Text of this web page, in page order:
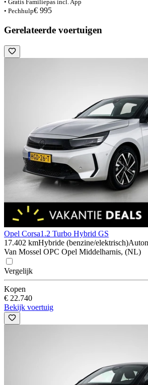
• Gratis Familiepas incl. App
• Pechhulp€ 995
Gerelateerde voertuigen
Opel Corsa1.2 Turbo Hybrid GS
17.402 kmHybride (benzine/elektrisch)
Van Mossel OPC Opel Middelharnis, (NL)
Vergelijk
Kopen
€ 22.740
Bekijk voertuig